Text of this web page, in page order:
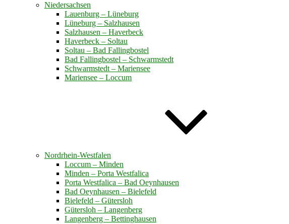
Niedersachsen
Lauenburg – Lüneburg
Lüneburg – Salzhausen
Salzhausen – Haverbeck
Haverbeck – Soltau
Soltau – Bad Fallingbostel
Bad Fallingbostel – Schwarmstedt
Schwarmstedt – Mariensee
Mariensee – Loccum
Nordrhein-Westfalen
Loccum – Minden
Minden – Porta Westfalica
Porta Westfalica – Bad Oeynhausen
Bad Oeynhausen – Bielefeld
Bielefeld – Gütersloh
Gütersloh – Langenberg
Langenberg – Bettinghausen